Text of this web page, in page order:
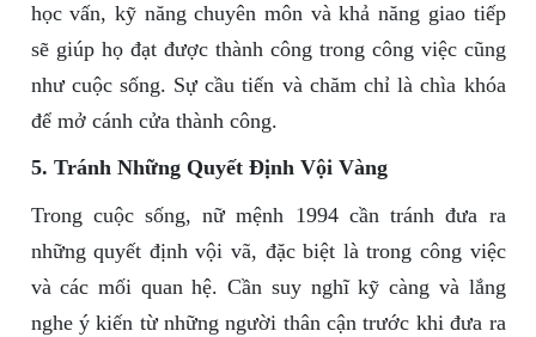
học vấn, kỹ năng chuyên môn và khả năng giao tiếp
sẽ giúp họ đạt được thành công trong công việc cũng
như cuộc sống. Sự cầu tiến và chăm chỉ là chìa khóa
để mở cánh cửa thành công.
5. Tránh Những Quyết Định Vội Vàng
Trong cuộc sống, nữ mệnh 1994 cần tránh đưa ra
những quyết định vội vã, đặc biệt là trong công việc
và các mối quan hệ. Cần suy nghĩ kỹ càng và lắng
nghe ý kiến từ những người thân cận trước khi đưa ra